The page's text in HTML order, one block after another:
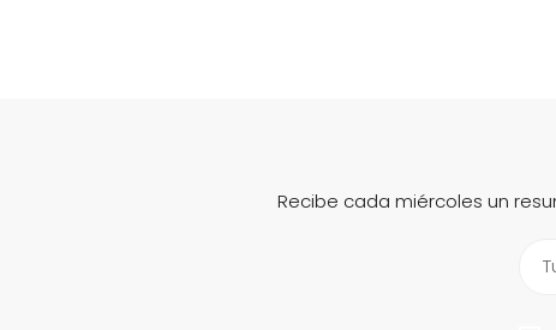
Recibe cada miércoles un